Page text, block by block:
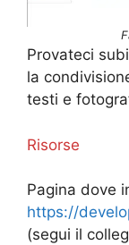
Provateci
la
testi e
Risorse
Pagina dove
https://
(segui il